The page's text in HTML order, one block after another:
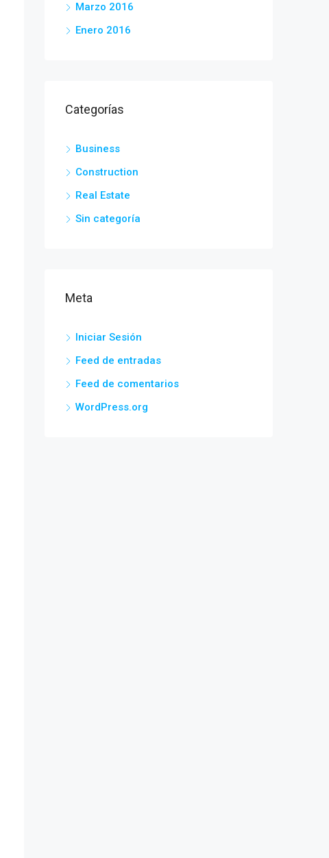
Marzo 2016
Enero 2016
Categorías
Business
Construction
Real Estate
Sin categoría
Meta
Iniciar Sesión
Feed de entradas
Feed de comentarios
WordPress.org